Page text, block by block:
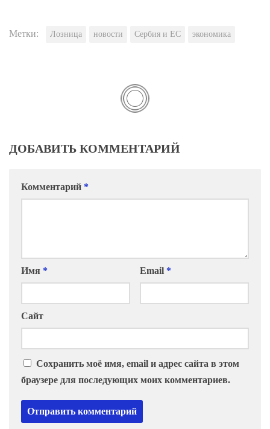
Метки: Лозница новости Сербия и ЕС экономика
ДОБАВИТЬ КОММЕНТАРИЙ
Комментарий *
Имя * Email *
Сайт
Сохранить моё имя, email и адрес сайта в этом
браузере для последующих моих комментариев.